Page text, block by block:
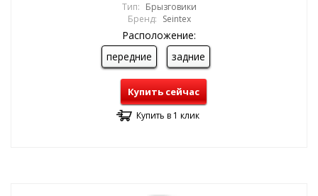
Тип: Брызговики
Бренд: Seintex
Расположение:
передние
задние
Купить сейчас
Купить в 1 клик